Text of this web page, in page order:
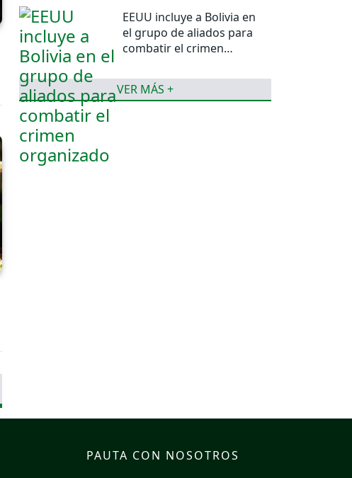
EEUU incluye a Bolivia en
el grupo de aliados para
combatir el crimen
VER MÁS +
PAUTA CON NOSOTROS